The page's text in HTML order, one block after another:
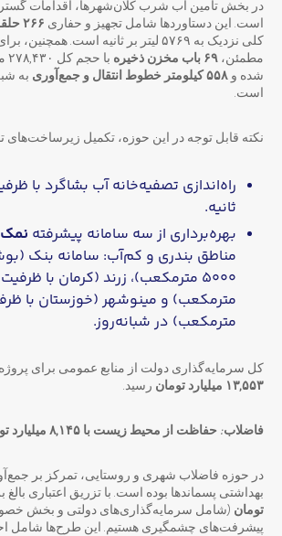
در بخش تأمین آب شرب کلان‌شهرها، اقدامات
است. این دستاوردها شامل تجهیز و حفاری ۲۶۶ حلقه چاه جدید
کلی نزدیک به ۵۷۶۹ لیتر بر ثانیه است.
مطمئن، ۶۹ باب مخزن ذخیره
شده و ۵۵۸ کیلومتر خطوط انتقال و جمع‌آوری
به
است.
نکته قابل توجه در این حوزه، تکمیل
ثانیه.
بهره‌برداری از سه سامانه پیشرفته
مناطق بندری و کم‌آب: سامانه بنک
مترمکعب) در شبانه‌روز.
کل سرمایه‌گذاری دولت از منابع عمومی برای
۱۳,۵۵۳ میلیارد تومان
رسید.
فاضلاب: حفاظت از محیط زیست با ۸,۱۴۵ میلیارد تومان سرمایه‌گذاری
در حوزه فاضلاب شهری و روستایی، تمرکز بر
بهداشتی پسماندها بوده است. با تزریق اعتباری بالغ
تومان (شامل سرمایه‌گذاری‌های دولتی و بخش
پیشرفت‌های چشمگیری هستیم. این طرح‌ها شامل